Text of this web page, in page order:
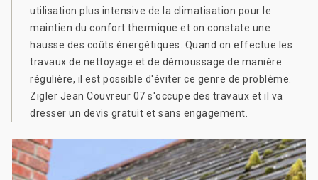
utilisation plus intensive de la climatisation pour le
maintien du confort thermique et on constate une
hausse des coûts énergétiques. Quand on effectue les
travaux de nettoyage et de démoussage de manière
régulière, il est possible d'éviter ce genre de problème.
Zigler Jean Couvreur 07 s'occupe des travaux et il va
dresser un devis gratuit et sans engagement.